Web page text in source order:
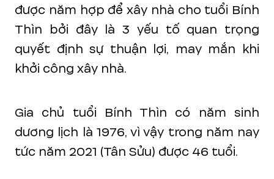
được năm hợp để xây nhà cho tuổi Bính
Thìn bởi đây là 3 yếu tố quan trọng
quyết định sự thuận lợi, may mắn khi
khởi công xây nhà.
Gia chủ tuổi Bính Thìn có năm sinh
dương lịch là 1976, vì vậy trong năm nay
tức năm 2021 (Tân Sửu) được 46 tuổi.